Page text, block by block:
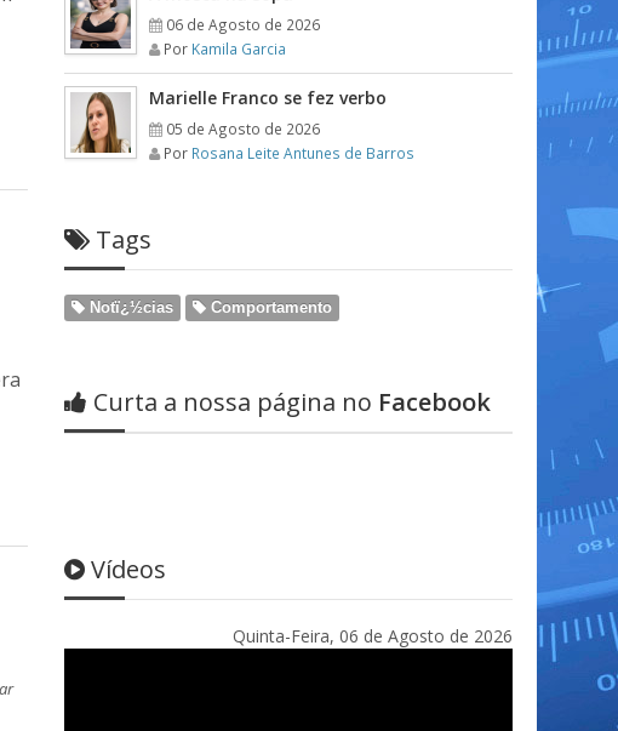
06 de Agosto de 2026
Por Kamila Garcia
Marielle Franco se fez verbo
05 de Agosto de 2026
Por Rosana Leite Antunes de Barros
Tags
Notï¿½cias Comportamento
Curta a nossa página no Facebook
Vídeos
Quinta-Feira, 06 de Agosto de 2026